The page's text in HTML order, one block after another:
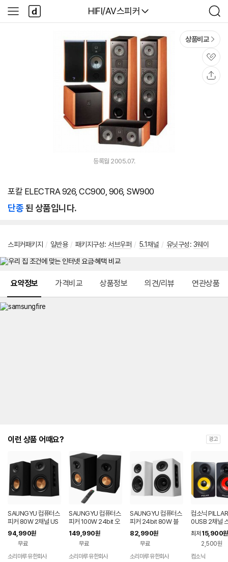
다나와
HIFI/AV스피커
검
색
사
이
다
나
와
상품비교
관
심
등록월 2005.07.
포칼 ELECTRA 926, CC900, 906, SW900
단종된 상품입니다.
스피커패키지 / 일반용 / 패키지구성: 서브우퍼 / 5.1채널 / 유닛구성: 3웨이
요약정보 가격비교 상품정보 의견/리뷰 연관상품
이런 상품 어때요? 광고
SAUNGYU 컴퓨터스
피커 80W 2채널 US
B DAC 옵티컬 유선 연
결 블루투스 스피커
94,990원
무료
소리마루 유한회사
SAUNGYU 컴퓨터스
피커 100W 24bit 오
디오 2채널 PC 유선
블루투스 연결
149,990원
무료
소리마루 유한회사
SAUNGYU 컴퓨터스
피커 24bit 80W 블
루투스 USB DAC AU
X 옵티컬 연결
82,990원
무료
소리마루 유한회사
컴소닉
0USB 2채널
최저 15,900원
2,500원
컴소닉